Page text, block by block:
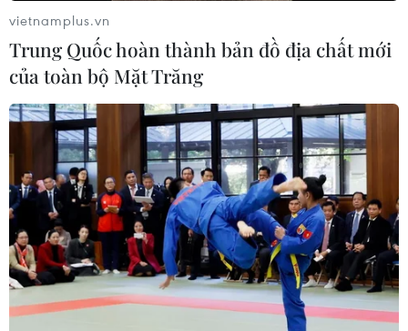
Cồn Tiên
06/08/2026 03:01
2026 cho công dân Pháp ngữ
06/08/2026 02:29
Đà Nẵng lần đầu đăng cai chung kết
Hoa hậu Di sản toàn cầu 2026
05/08/2026 11:01
vietnamplus.vn
Trung Quốc hoàn thành bản đồ địa chất mới
của toàn bộ Mặt Trăng